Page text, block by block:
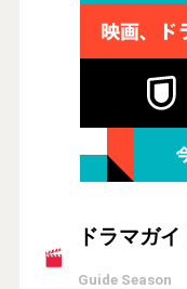
ドラマガ
Guide Season